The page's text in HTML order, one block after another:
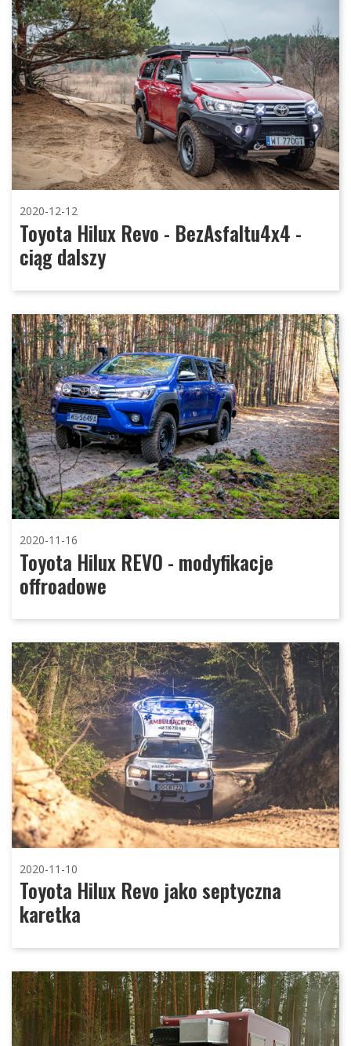
2020-12-12
Toyota Hilux Revo - BezAsfaltu4x4 -
ciąg dalszy
2020-11-16
Toyota Hilux REVO - modyfikacje
offroadowe
2020-11-10
Toyota Hilux Revo jako septyczna
karetka